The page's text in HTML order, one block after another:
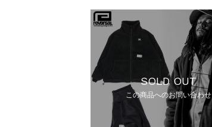
SOLD OUT
この商品へのお問い合わせ